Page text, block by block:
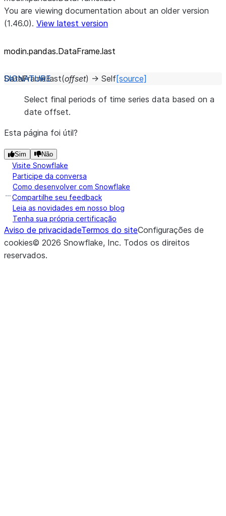
You are viewing documentation about an older version
(1.46.0). View latest version
modin.pandas.DataFrame.last
DataFrame.last(offset) → Self[source]
Select final periods of time series data based on a
date offset.
Esta página foi útil?
Sim Não
Visite Snowflake
Participe da conversa
Como desenvolver com Snowflake
Compartilhe seu feedback
Leia as novidades em nosso blog
Tenha sua própria certificação
Aviso de privacidadeTermos do siteConfigurações de
cookies© 2026 Snowflake, Inc. Todos os direitos
reservados.